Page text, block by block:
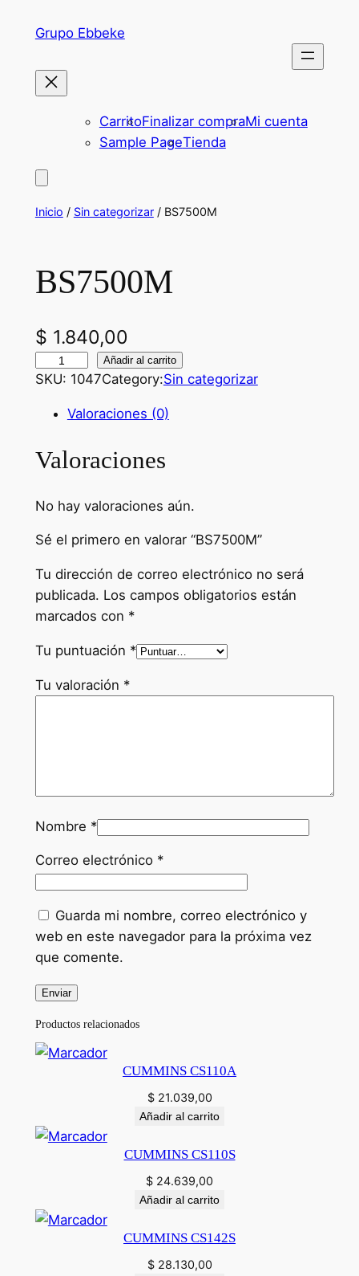
Grupo Ebbeke
CarritoFinalizar compraMi cuenta
Sample PageTienda
Inicio / Sin categorizar/ BS7500M
BS7500M
$ 1.840,00
S
0
c
n
t
i
d
d
Añadir al carrito
SKU: 1047Category:Sin categorizar
Valoraciones (0)
Valoraciones
No hay valoraciones aún.
Sé el primero en valorar “BS7500M”
Tu dirección de correo electrónico no será
publicada. Los campos obligatorios están
marcados con *
Tu puntuación *
Tu valoración *
Nombre *
Correo electrónico *
Guarda mi nombre, correo electrónico y
web en este navegador para la próxima vez
que comente.
Productos relacionados
CUMMINS CS110A
$21.039,00
Añadir al carrito
CUMMINS CS110S
$ 24.639,00
Añadir al carrito
CUMMINS CS142S
$28.130,00